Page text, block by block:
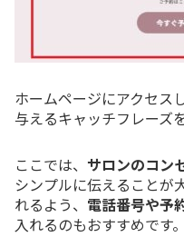
ホームページにアクセス
与えるキャッチフレーズ
ここでは、 サロンのコン
シンプルに伝えることが
れるよう、 電話番号や予
入れるのもおすすめです。